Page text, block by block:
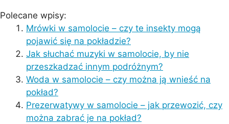
Polecane wpisy:
Mrówki w samolocie – czy te insekty mogą
pojawić się na pokładzie?
Jak słuchać muzyki w samolocie, by nie
przeszkadzać innym podróżnym?
Woda w samolocie – czy można ją wnieść na
pokład?
Prezerwatywy w samolocie – jak przewozić, czy
można zabrać je na pokład?